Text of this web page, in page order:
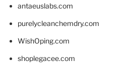
antaeuslabs.com
purelycleanchemdry.com
WishOping.com
shoplegacee.com